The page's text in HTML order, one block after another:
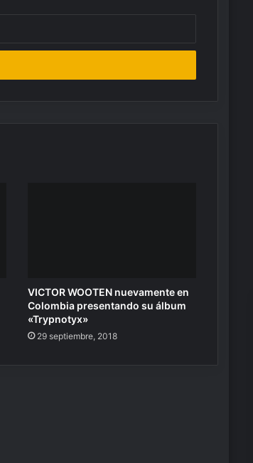
VICTOR WOOTEN nuevamente en
Colombia presentando su álbum
«Trypnotyx»
29 septiembre, 2018